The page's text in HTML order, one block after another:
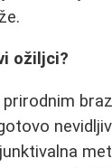
ožiljci?